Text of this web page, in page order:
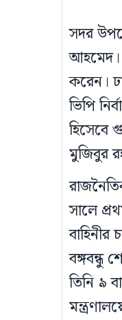
সদর
আহমেদ।
করেন।
ভিপি
হিসেবে
মুজিবুর
সালে
বঙ্গবন্ধু
তিনি ৯